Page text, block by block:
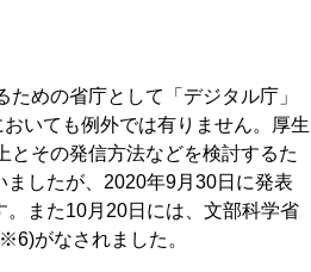
めの省庁として「デジタル庁」
いても例外では有りません。厚生
とその発信方法などを検討するた
したが、2020年9月30日に発表
また10月20日には、文部科学省
がなされました。